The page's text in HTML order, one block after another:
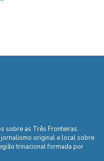
sobre as Três Fronteiras.
original e local sobre
trinacional formada por